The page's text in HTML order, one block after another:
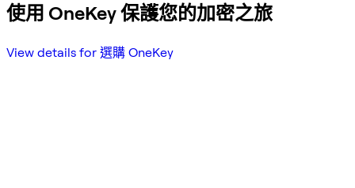
使用 OneKey 保護您的加密之旅
View details for 選購 OneKey